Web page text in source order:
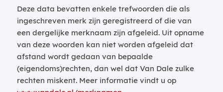
Deze data bevatten enkele trefwoorden die als
ingeschreven merk zijn geregistreerd of die van
een dergelijke merknaam zijn afgeleid. Uit opname
van deze woorden kan niet worden afgeleid dat
afstand wordt gedaan van bepaalde
(eigendoms)rechten, dan wel dat Van Dale zulke
rechten miskent. Meer informatie vindt u op